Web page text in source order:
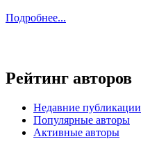
Подробнее...
Рейтинг авторов
Недавние публикации
Популярные авторы
Активные авторы